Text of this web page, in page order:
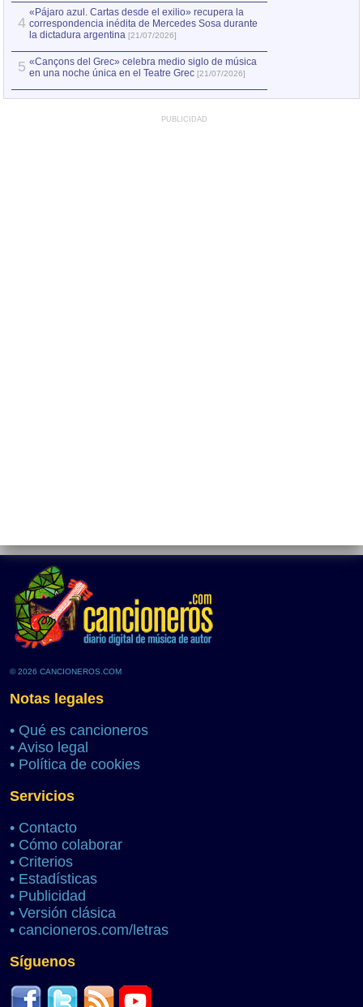
4
«Pájaro azul. Cartas desde el exilio» recupera la
correspondencia inédita de Mercedes Sosa durante
la dictadura argentina [21/07/2026]
5 «Cançons del Grec» celebra medio siglo de música
en una noche única en el Teatre Grec [21/07/2026]
PUBLICIDAD
© 2026 CANCIONEROS.COM
Notas legales
• Qué es cancioneros
• Aviso legal
• Política de cookies
Servicios
• Contacto
• Cómo colaborar
• Criterios
• Estadísticas
• Publicidad
• Versión clásica
• cancioneros.com/letras
Síguenos